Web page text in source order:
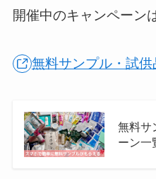
開催中のキャンペーン
無料サンプル・試
無料サ
ーン一